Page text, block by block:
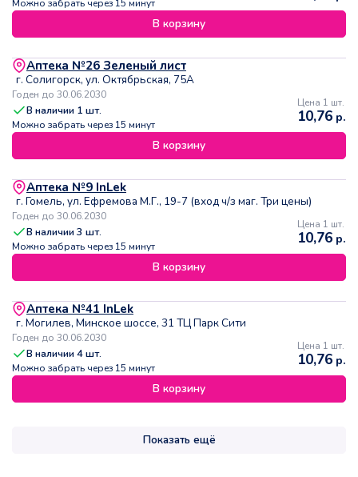
Можно забрать через 15 минут
В корзину
Аптека №26 Зеленый лист
г. Солигорск, ул. Октябрьская, 75А
Годен до 30.06.2030
В наличии 1 шт.
Можно забрать через 15 минут
Цена 1 шт.
10,76 р.
В корзину
Аптека №9 InLek
г. Гомель, ул. Ефремова М.Г., 19-7 (вход ч/з маг. Три цены)
Годен до 30.06.2030
В наличии3 шт.
Можно забрать через 15 минут
Цена 1 шт.
10,76 р.
В корзину
Аптека №41 InLek
г. Могилев, Минское шоссе, 31 ТЦ Парк Сити
Годен до 30.06.2030
В наличии4шт.
Можно забрать через 15 минут
Цена 1 шт.
10,76 р.
В корзину
Показать ещё